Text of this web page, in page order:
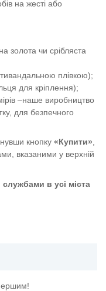
на жесті або
золота чи срібляста
плівкою);
для кріплення);
–наше виробництво
для безпечного
кнопку «Купити»
вказаними у верхній
в усі міста